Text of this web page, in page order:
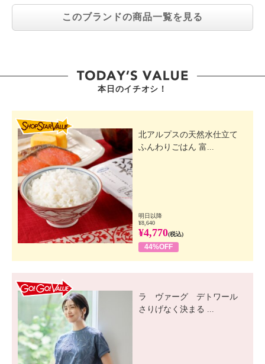
このブランドの商品一覧を見る
本日のイチオシ！
北アルプスの天然水仕立て
ふんわりごはん 富...
明日以降
¥8,640
¥4,770(税込)
44%OFF
ラ ヴァーグ デトワール
さりげなく決まる ...